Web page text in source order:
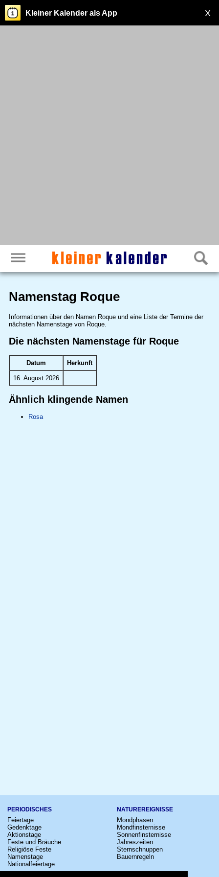
X
Kleiner Kalender als App
Namenstag Roque
Informationen über den Namen Roque und eine Liste der Termine der
nächsten Namenstage von Roque.
Die nächsten Namenstage für Roque
Datum Herkunft
16. August 2026
Ähnlich klingende Namen
Rosa
PERIODISCHES
Feiertage
Gedenktage
Aktionstage
Feste und Bräuche
Religiöse Feste
Namenstage
Nationalfeiertage
NATUREREIGNISSE
Mondphasen
Mondfinsternisse
Sonnenfinsternisse
Jahreszeiten
Sternschnuppen
Bauernregeln